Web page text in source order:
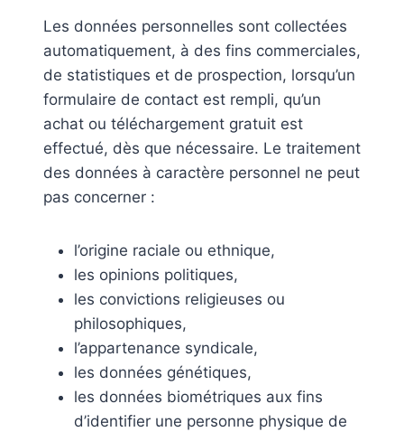
Les données personnelles sont collectées
automatiquement, à des fins commerciales,
de statistiques et de prospection, lorsqu’un
formulaire de contact est rempli, qu’un
achat ou téléchargement gratuit est
effectué, dès que nécessaire. Le traitement
des données à caractère personnel ne peut
pas concerner :
l’origine raciale ou ethnique,
les opinions politiques,
les convictions religieuses ou
philosophiques,
l’appartenance syndicale,
les données génétiques,
les données biométriques aux fins
d’identifier une personne physique de